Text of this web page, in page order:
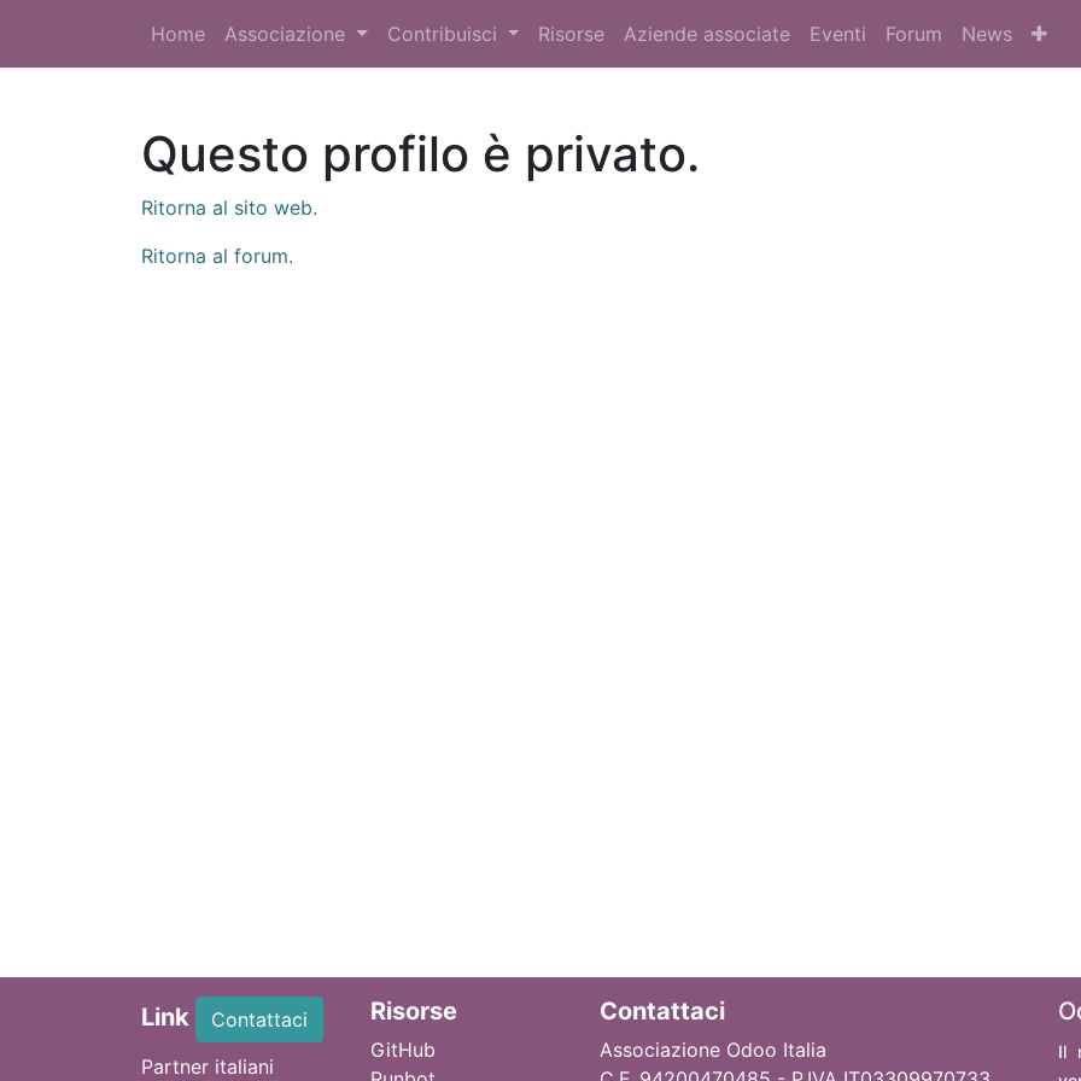
Home Associazione Contribuisci Risorse Aziende associate Eventi Forum News
Questo profilo è privato.
Ritorna al sito web.
Ritorna al forum.
Link
Contattaci
Partner italiani
Risorse
GitHub
Contattaci
Associazione Odoo Italia
Il